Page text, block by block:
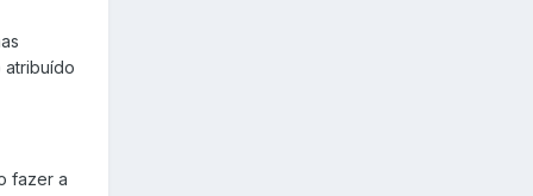
atribuído
fazer a